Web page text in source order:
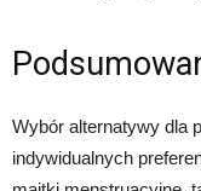
Wybór alternatywy dla
indywidualnych